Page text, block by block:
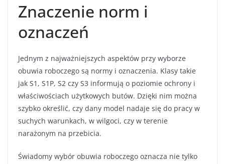
Znaczenie norm i
oznaczeń
Jednym z najważniejszych aspektów przy wyborze
obuwia roboczego są normy i oznaczenia. Klasy takie
jak S1, S1P, S2 czy S3 informują o poziomie ochrony i
właściwościach użytkowych butów. Dzięki nim można
szybko określić, czy dany model nadaje się do pracy w
suchych warunkach, w wilgoci, czy w terenie
narażonym na przebicia.
Świadomy wybór obuwia roboczego oznacza nie tylko